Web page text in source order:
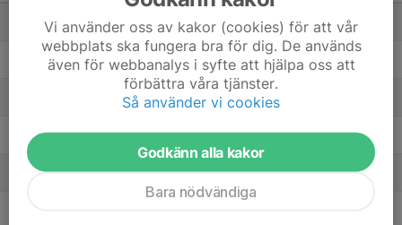
1. Leksands IF Fotboll 7 26
2. Sälen-Lima Fotboll 7 27
3. Idre SK/Särna SK 6
4. Orsa IF FK 8 5
5. Öna SK 7 -17
Vi använder oss av kakor (cookies) för att vår
webbplats ska fungera bra för dig. De används
även för webbanalys i syfte att hjälpa oss att
förbättra våra tjänster.
Så använder vi cookies
Godkänn alla kakor
Bara nödvändiga